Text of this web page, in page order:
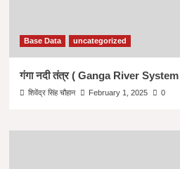
Base Data uncategorized
गंगा नदी तंत्र ( Ganga River
शिवेंद्र सिंह चौहान February 1, 2025 0